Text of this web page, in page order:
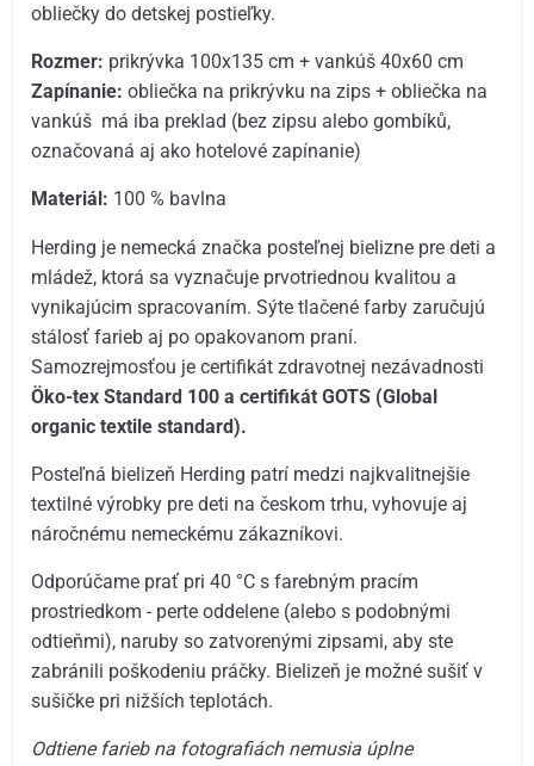
obliečky do detskej postieľky.
Rozmer: prikrývka 100x135 cm + vankúš 40x60 cm
Zapínanie:obliečka na prikrývku na zips + obliečka na
vankúš má iba preklad (bez zipsu alebo gombíků,
označovaná aj ako hotelové zapínanie)
Materiál: 100 % bavlna
Herding je nemecká značka posteľnej bielizne pre deti a
mládež, ktorá sa vyznačuje prvotriednou kvalitou a
vynikajúcim spracovaním. Sýte tlačené farby zaručujú
stálosť farieb aj po opakovanom praní.
Samozrejmosťou je certifikát zdravotnej nezávadnosti
Öko-tex Standard 100 a certifikát GOTS (Global
organic textile standard).
Posteľná bielizeň Herding patrí medzi najkvalitnejšie
textilné výrobky pre deti na českom trhu, vyhovuje aj
náročnému nemeckému zákazníkovi.
Odporúčame prať pri 40 °C s farebným pracím
prostriedkom - perte oddelene (alebo s podobnými
odtieňmi), naruby so zatvorenými zipsami, aby ste
zabránili poškodeniu práčky. Bielizeň je možné sušiť v
sušičke pri nižších teplotách.
Odtiene farieb na fotografiách nemusia úplne